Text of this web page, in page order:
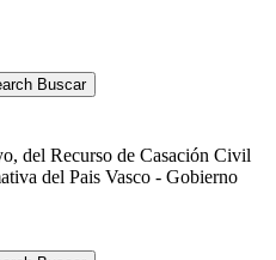
Buscar
del Recurso de Casación Civil
del Pais Vasco - Gobierno